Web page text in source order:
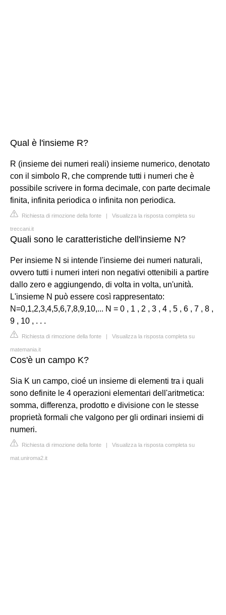
Qual è l'insieme R?
R (insieme dei numeri reali) insieme numerico, denotato
con il simbolo R, che comprende tutti i numeri che è
possibile scrivere in forma decimale, con parte decimale
finita, infinita periodica o infinita non periodica.
Richiesta di rimozione della fonte | Visualizza la risposta completa su
treccani.it
Quali sono le caratteristiche dell'insieme N?
Per insieme N si intende l'insieme dei numeri naturali,
ovvero tutti i numeri interi non negativi ottenibili a partire
dallo zero e aggiungendo, di volta in volta, un'unità.
L'insieme N può essere così rappresentato:
N=0,1,2,3,4,5,6,7,8,9,10,... N = 0 , 1 , 2 , 3 , 4 , 5 , 6 , 7 , 8 ,
9 , 10 , . . .
Richiesta di rimozione della fonte | Visualizza la risposta completa su
matemania.it
Cos'è un campo K?
Sia K un campo, cioé un insieme di elementi tra i quali
sono definite le 4 operazioni elementari dell'aritmetica:
somma, differenza, prodotto e divisione con le stesse
proprietà formali che valgono per gli ordinari insiemi di
numeri.
Richiesta di rimozione della fonte | Visualizza la risposta completa su
mat.uniroma2.it